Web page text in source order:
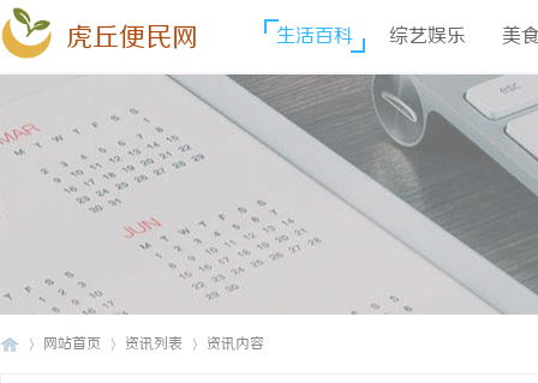
虎丘便民网 生活百科 综艺娱乐 美
网站首页 资讯列表 资讯内容